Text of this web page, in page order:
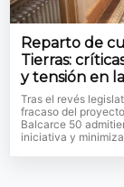
Reparto de
Tierras:
y tensión en
Tras el revés
fracaso del
Balcarce 50
iniciativa y